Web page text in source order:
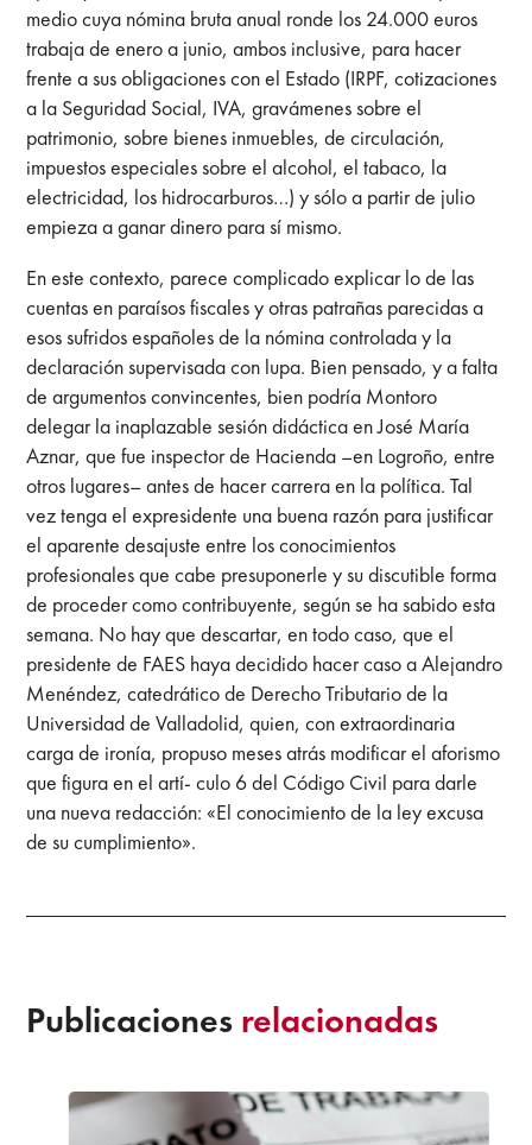
medio cuya nómina bruta anual ronde los 24.000 euros
trabaja de enero a junio, ambos inclusive, para hacer
frente a sus obligaciones con el Estado (IRPF, cotizaciones
a la Seguridad Social, IVA, gravámenes sobre el
patrimonio, sobre bienes inmuebles, de circulación,
impuestos especiales sobre el alcohol, el tabaco, la
electricidad, los hidrocarburos…) y sólo a partir de julio
empieza a ganar dinero para sí mismo.
En este contexto, parece complicado explicar lo de las
cuentas en paraísos fiscales y otras patrañas parecidas a
esos sufridos españoles de la nómina controlada y la
declaración supervisada con lupa. Bien pensado, y a falta
de argumentos convincentes, bien podría Montoro
delegar la inaplazable sesión didáctica en José María
Aznar, que fue inspector de Hacienda –en Logroño, entre
otros lugares– antes de hacer carrera en la política. Tal
vez tenga el expresidente una buena razón para justificar
el aparente desajuste entre los conocimientos
profesionales que cabe presuponerle y su discutible forma
de proceder como contribuyente, según se ha sabido esta
semana. No hay que descartar, en todo caso, que el
presidente de FAES haya decidido hacer caso a Alejandro
Menéndez, catedrático de Derecho Tributario de la
Universidad de Valladolid, quien, con extraordinaria
carga de ironía, propuso meses atrás modificar el aforismo
que figura en el artí- culo 6 del Código Civil para darle
una nueva redacción: «El conocimiento de la ley excusa
de su cumplimiento».
Publicaciones relacionadas